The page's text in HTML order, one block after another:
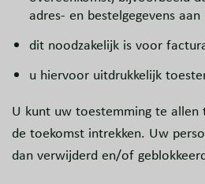
adres- en bestelgegevens
dit noodzakelijk is voor
u hiervoor uitdrukkelijk
U kunt uw toestemming te
de toekomst intrekken. Uw
dan verwijderd en/of